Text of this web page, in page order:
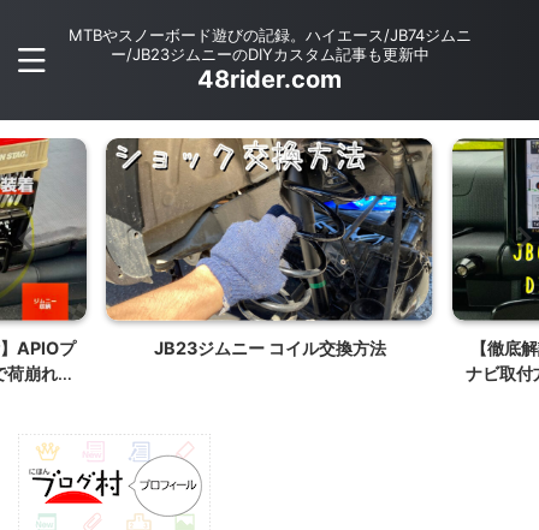
MTBやスノーボード遊びの記録。ハイエース/JB74ジムニ
ー/JB23ジムニーのDIYカスタム記事も更新中
48rider.com
方法
【徹底解説】JB64/JB74ジムニーDIY
【激安
リング交